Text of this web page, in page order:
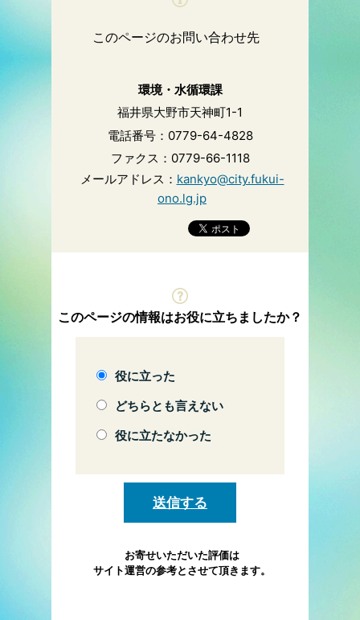
このページのお問い合わせ先
環境・水循環課
福井県大野市天神町1-1
電話番号：0779-64-4828
ファクス：0779-66-1118
メールアドレス： kankyo@city.fukui-
ono.lg.jp
このページの情報はお役に立ちましたか？
役に立った
どちらとも言えない
役に立たなかった
お寄せいただいた評価は
サイト運営の参考とさせて頂きます。